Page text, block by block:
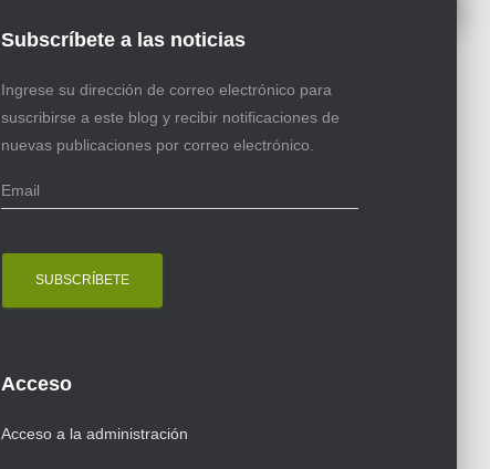
Subscríbete a las noticias
Ingrese su dirección de correo electrónico para
suscribirse a este blog y recibir notificaciones de
nuevas publicaciones por correo electrónico.
E
m
Acceso
Acceso a la administración